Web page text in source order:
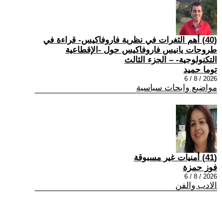
(40) أهم الثغرات في نظرية فاروفاكيس- قراءة في
طروحات يانيس فاروفاكيس حول -الإقطاعية
التكنولوجية- – الجزء الثالث
توما حميد
2026 / 8 / 6
مواضيع وابحاث سياسية
(41) أمنيات غير مسبوقة
فوز حمزة
2026 / 8 / 6
الادب والفن